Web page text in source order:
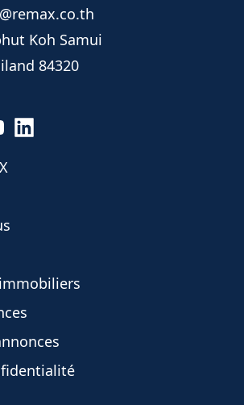
Koh Samui
84320